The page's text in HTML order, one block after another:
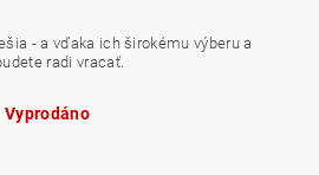
- a vďaka ich širokému výberu a
radi vracať.
Vyprodáno